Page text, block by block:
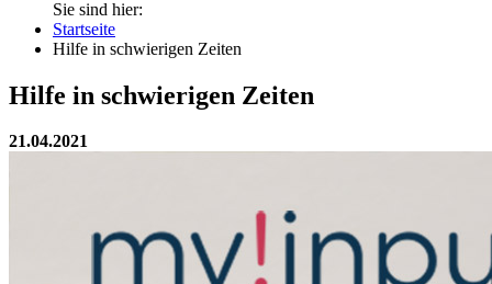
Sie sind hier:
Startseite
Hilfe in schwierigen Zeiten
Hilfe in schwierigen Zeiten
21.04.2021